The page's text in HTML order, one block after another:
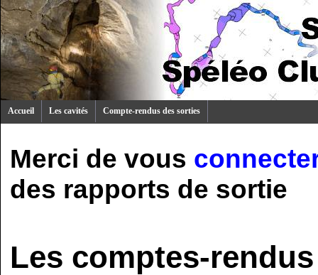
Accueil Les cavités Compte-rendus des sorties
Merci de vous
des rapports de sortie
Les comptes-